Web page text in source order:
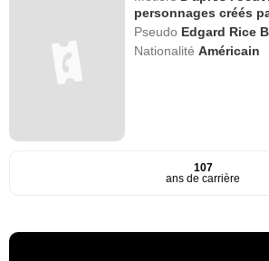
personnages créés
Pseudo Edgard Rice
NationalitéAméricain
107
ans de carrière